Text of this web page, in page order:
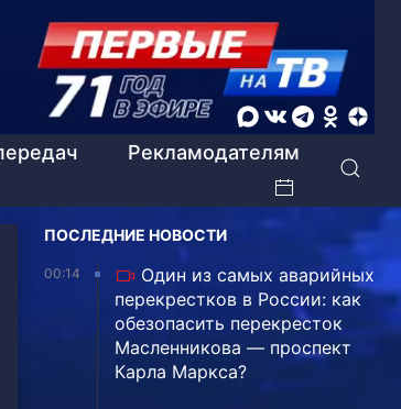
Рекламодателям
ПОСЛЕДНИЕ НОВОСТИ
00:14
Один из самых аварийных
перекрестков в России: как
обезопасить перекресток
Масленникова — проспект
Карла Маркса?